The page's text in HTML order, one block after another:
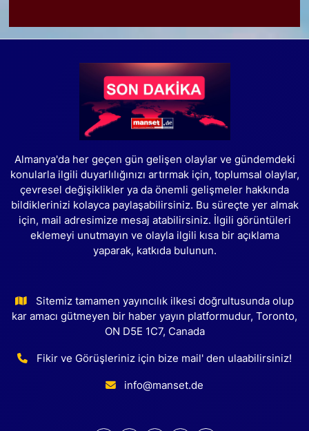
Almanya'da her geçen gün gelişen olaylar ve gündemdeki
konularla ilgili duyarlılığınızı artırmak için, toplumsal olaylar,
çevresel değişiklikler ya da önemli gelişmeler hakkında
bildiklerinizi kolayca paylaşabilirsiniz. Bu süreçte yer almak
için, mail adresimize mesaj atabilirsiniz. İlgili görüntüleri
eklemeyi unutmayın ve olayla ilgili kısa bir açıklama
yaparak, katkıda bulunun.
Sitemiz tamamen yayıncılık ilkesi doğrultusunda olup
kar amacı gütmeyen bir haber yayın platformudur, Toronto,
ON D5E 1C7, Canada
Fikir ve Görüşleriniz için bize mail' den ulaabilirsiniz!
info@manset.de